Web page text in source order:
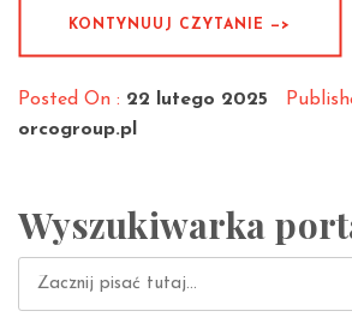
KONTYNUUJ CZYTANIE —>
Posted On : 22 lutego 2025
orcogroup.pl
Wyszukiwarka